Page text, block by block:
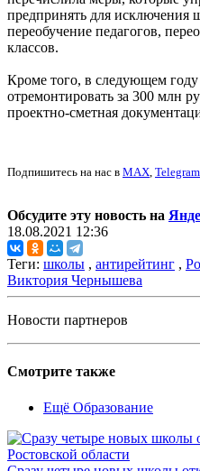
предпринять для исключения
переобучение педагогов,
классов.
Кроме того, в следующем
отремонтировать за 300 млн
проектно-сметная
Подпишитесь на нас в MAX, Telegram
Обсудите эту новость на
18.08.2021 12:36
Теги: школы , антирейтинг ,
Виктория Чернышева
Новости партнеров
Смотрите также
Ещё Образование